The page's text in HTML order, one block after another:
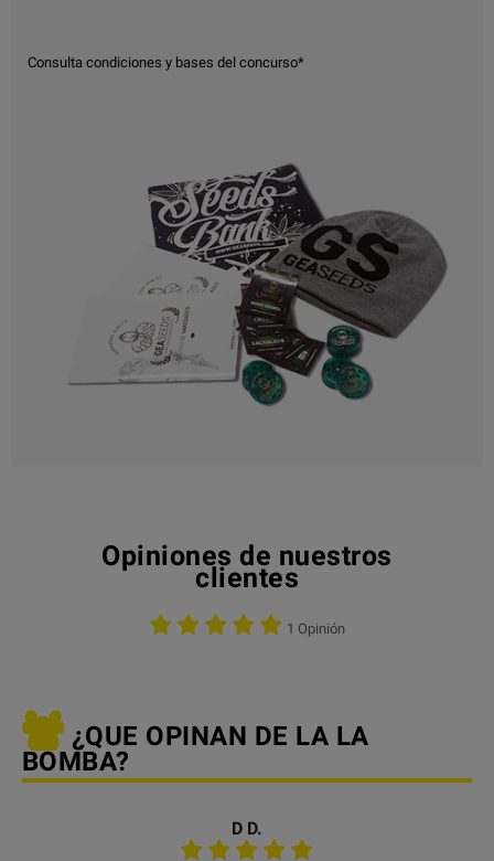
Consulta condiciones y bases del concurso*
Opiniones de nuestros
clientes
1 Opinión
¿QUE OPINAN DE LA LA
BOMBA?
D D.